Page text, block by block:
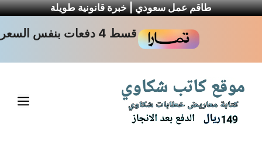
طاقم عمل سعودي | خبرة قانونية طويلة
قسط 4 دفعات بنفس السعر